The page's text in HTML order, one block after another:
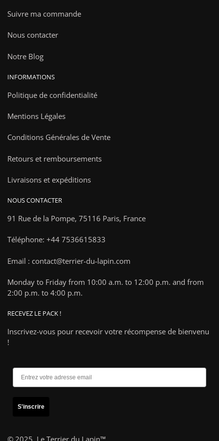
Suivre ma commande
Nous contacter
Notre Blog
INFORMATIONS
Politique de confidentialité
Mentions Légales
Conditions Générales de Vente
Retours et remboursements
Livraisons et expéditions
NOUS CONTACTER
91 Rue de la Pompe, 75116 Paris, France
Téléphone: +44 7536615833
Email : contact@terrier-du-lapin.com
Monday to Friday from 10:00 a.m. to 12:00 p.m. and from
2:00 p.m. to 4:00 p.m.
RECEVEZ LE PACK !
Inscrivez-vous pour recevoir votre récompense de bienvenu
!
S'inscrire